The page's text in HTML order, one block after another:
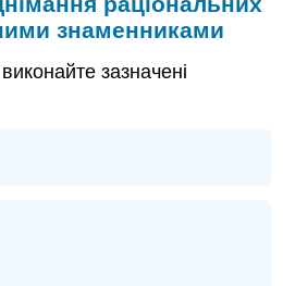
знаменниками
зазначені